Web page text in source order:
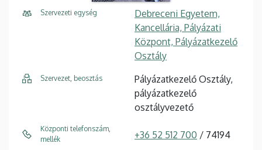
Szervezeti egység
Debreceni Egyetem,
Kancellária, Pályázati
Központ, Pályázatkezelő
Osztály
Szervezet, beosztás
Pályázatkezelő Osztály,
pályázatkezelő
osztályvezető
Központi telefonszám,
mellék
+36 52 512 700 / 74194